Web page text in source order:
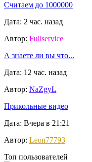
Считаем до 1000000
Дата: 2 час. назад
Автор: Fullservice
А знаете ли вы что...
Дата: 12 час. назад
Автор: NaZgyL
Прикольные видео
Дата: Вчера в 21:21
Автор: Leon77793
Топ пользователей